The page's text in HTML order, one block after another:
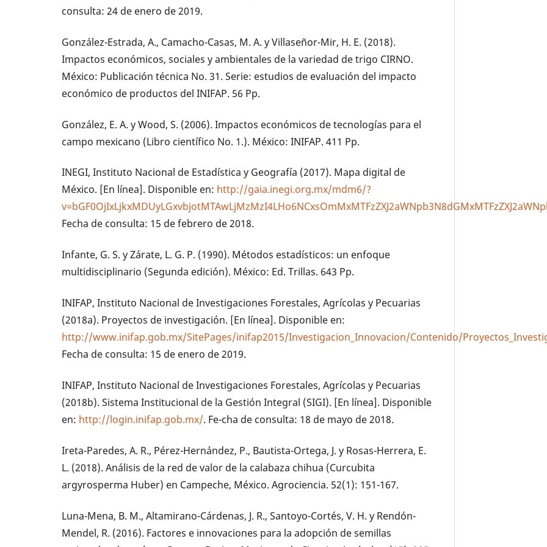
consulta: 24 de enero de 2019.
González-Estrada, A., Camacho-Casas, M. A. y Villaseñor-Mir, H. E. (2018).
Impactos económicos, sociales y ambientales de la variedad de trigo CIRNO.
México: Publicación técnica No. 31. Serie: estudios de evaluación del impacto
económico de productos del INIFAP. 56 Pp.
González, E. A. y Wood, S. (2006). Impactos económicos de tecnologías para el
campo mexicano (Libro científico No. 1.). México: INIFAP. 411 Pp.
INEGI, Instituto Nacional de Estadística y Geografía (2017). Mapa digital de
México. [En línea]. Disponible en: http://gaia.inegi.org.mx/mdm6/?
Fecha de consulta: 15 de febrero de 2018.
Infante, G. S. y Zárate, L. G. P. (1990). Métodos estadísticos: un enfoque
multidisciplinario (Segunda edición). México: Ed. Trillas. 643 Pp.
INIFAP, Instituto Nacional de Investigaciones Forestales, Agrícolas y Pecuarias
(2018a). Proyectos de investigación. [En línea]. Disponible en:
http://www.inifap.gob.mx/SitePages/inifap2015/Investigacion_Innovacion/Contenido/
Fecha de consulta: 15 de enero de 2019.
INIFAP, Instituto Nacional de Investigaciones Forestales, Agrícolas y Pecuarias
(2018b). Sistema Institucional de la Gestión Integral (SIGI). [En línea]. Disponible
en: http://login.inifap.gob.mx/. Fe-cha de consulta: 18 de mayo de 2018.
Ireta-Paredes, A. R., Pérez-Hernández, P., Bautista-Ortega, J. y Rosas-Herrera, E.
L. (2018). Análisis de la red de valor de la calabaza chihua (Curcubita
argyrosperma Huber) en Campeche, México. Agrociencia. 52(1): 151-167.
Luna-Mena, B. M., Altamirano-Cárdenas, J. R., Santoyo-Cortés, V. H. y Rendón-
Mendel, R. (2016). Factores e innovaciones para la adopción de semillas